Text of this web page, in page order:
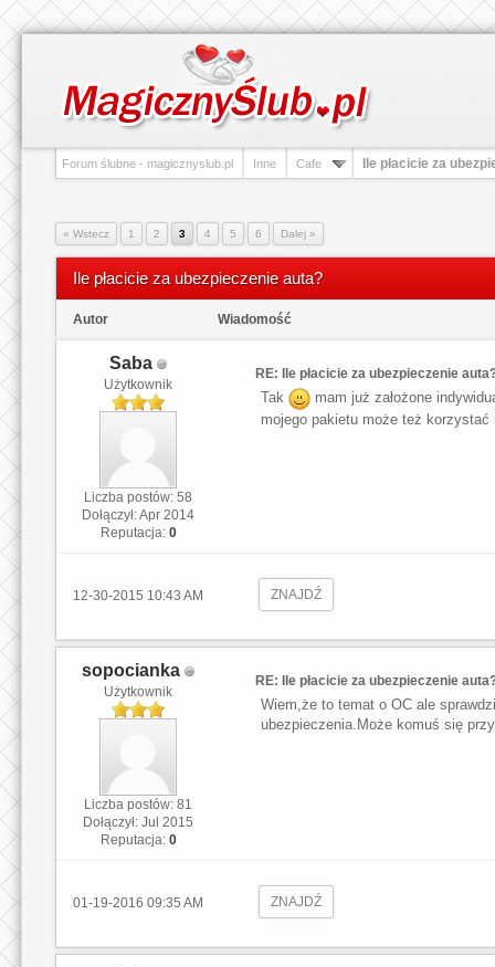
Forum ślubne - magicznyslub.pl Inne Cafe Ile płacicie za
« Wstecz 1 2 3 4 5 6 Dalej »
Ile płacicie za ubezpieczenie auta?
Autor Wiadomość
Saba
Użytkownik
Liczba postów: 58
Dołączył: Apr 2014
Reputacja: 0
RE: Ile płacicie za ubezpieczenie
Tak
mam już założone
mojego pakietu może też korzystać
12-30-2015 10:43 AM ZNAJDŹ
sopocianka
Użytkownik
Liczba postów: 81
Dołączył: Jul 2015
Reputacja: 0
RE: Ile płacicie za ubezpieczenie
Wiem,że to temat o OC ale
ubezpieczenia.Może komuś się
01-19-2016 09:35 AM ZNAJDŹ